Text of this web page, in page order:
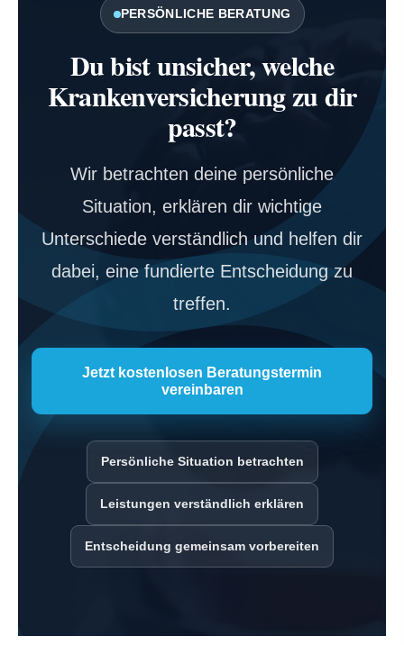
PERSÖNLICHE BERATUNG
Du bist unsicher, welche
Kranken­ver­si­che­rung zu dir
passt?
Wir betrachten deine persönliche
Situation, erklären dir wichtige
Unterschiede verständlich und helfen dir
dabei, eine fundierte Entscheidung zu
treffen.
Jetzt kostenlosen Beratungstermin
vereinbaren
Persönliche Situation betrachten
Leistungen verständlich erklären
Entscheidung gemeinsam vorbereiten